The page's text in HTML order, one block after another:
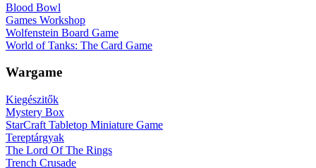
Blood Bowl
Games Workshop
Wolfenstein Board Game
World of Tanks: The Card Game
Wargame
Kiegészitők
Mystery Box
StarCraft Tabletop Miniature Game
Tereptárgyak
The Lord Of The Rings
Trench Crusade